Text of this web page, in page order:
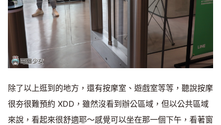
除了以上逛到的地方，還有按摩室、遊戲室等等，聽說按摩
很夯很難預約 XDD，雖然沒看到辦公區域，但以公共區域
來說，看起來很舒適耶～感覺可以坐在那一個下午，看著窗